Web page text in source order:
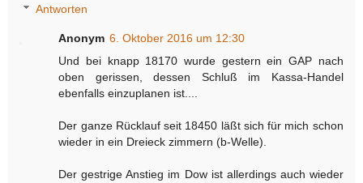
Antworten
Anonym 6. Oktober 2016 um 12:30
Und bei knapp 18170 wurde gestern ein GAP nach
oben gerissen, dessen Schluß im Kassa-Handel
ebenfalls einzuplanen ist....
Der ganze Rücklauf seit 18450 läßt sich für mich schon
wieder in ein Dreieck zimmern (b-Welle).
Der gestrige Anstieg im Dow ist allerdings auch wieder